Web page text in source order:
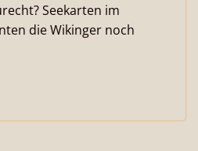
Seekarten im
die Wikinger noch